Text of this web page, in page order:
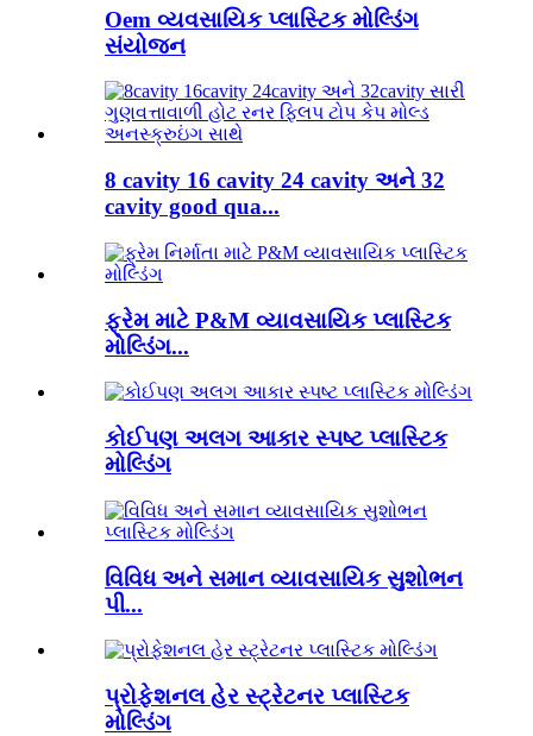
Oem વ્યવસાયિક પ્લાસ્ટિક મોલ્ડિંગ
સંયોજન
8 cavity 16 cavity 24 cavity અને 32
cavity good qua...
ફ્રેમ માટે P&M વ્યાવસાયિક પ્લાસ્ટિક
મોલ્ડિંગ...
કોઈપણ અલગ આકાર સ્પષ્ટ પ્લાસ્ટિક
મોલ્ડિંગ
વિવિધ અને સમાન વ્યાવસાયિક સુશોભન
પી...
પ્રોફેશનલ હેર સ્ટ્રેટનર પ્લાસ્ટિક
મોલ્ડિંગ